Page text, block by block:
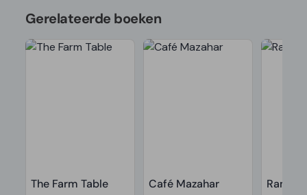
Gerelateerde boeken
The Farm Table Café Mazahar Ramen